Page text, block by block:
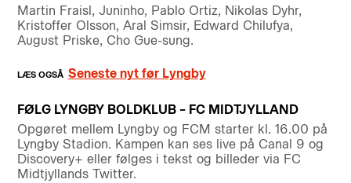
Martin Fraisl, Juninho, Pablo Ortiz, Nikolas Dyhr,
Kristoffer Olsson, Aral Simsir, Edward Chilufya,
August Priske, Cho Gue-sung.
Seneste nyt før Lyngby
FØLG LYNGBY BOLDKLUB – FC MIDTJYLLAND
Opgøret mellem Lyngby og FCM starter kl. 16.00 på
Lyngby Stadion. Kampen kan ses live på Canal 9 og
Discovery+ eller følges i tekst og billeder via FC
Midtjyllands Twitter.